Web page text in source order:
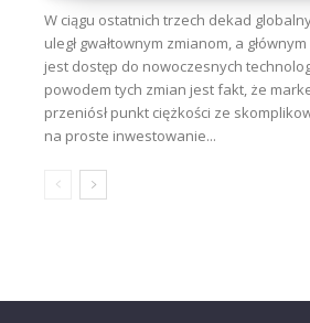
W ciągu ostatnich trzech dekad
uległ gwałtownym zmianom, a
jest dostęp do nowoczesnych
powodem tych zmian jest fakt, że
przeniósł punkt ciężkości ze
na proste inwestowanie...